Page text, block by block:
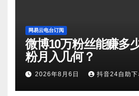
网易云电台订阅
微博10万粉丝能赚多
粉月入几何？
2026年8月6日 抖音24自助下